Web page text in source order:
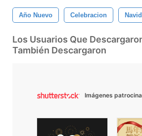
Año Nuevo Celebracion
Los Usuarios Que
También Descargaron
Imágenes